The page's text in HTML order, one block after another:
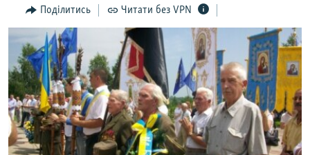
Перейти
до
пошуку
ПОГЛЯД
ІНТЕРВ'Ю
ВСЕ ЗА ДЕНЬ
СПЕЦПРОЕКТИ
ДЕПОРТАЦІЯ
ВІДЕОУРОКИ «ELIFBE»
ЯК ОБІЙТИ БЛОКУВАННЯ
Русский
Поділитись Читати без VPN